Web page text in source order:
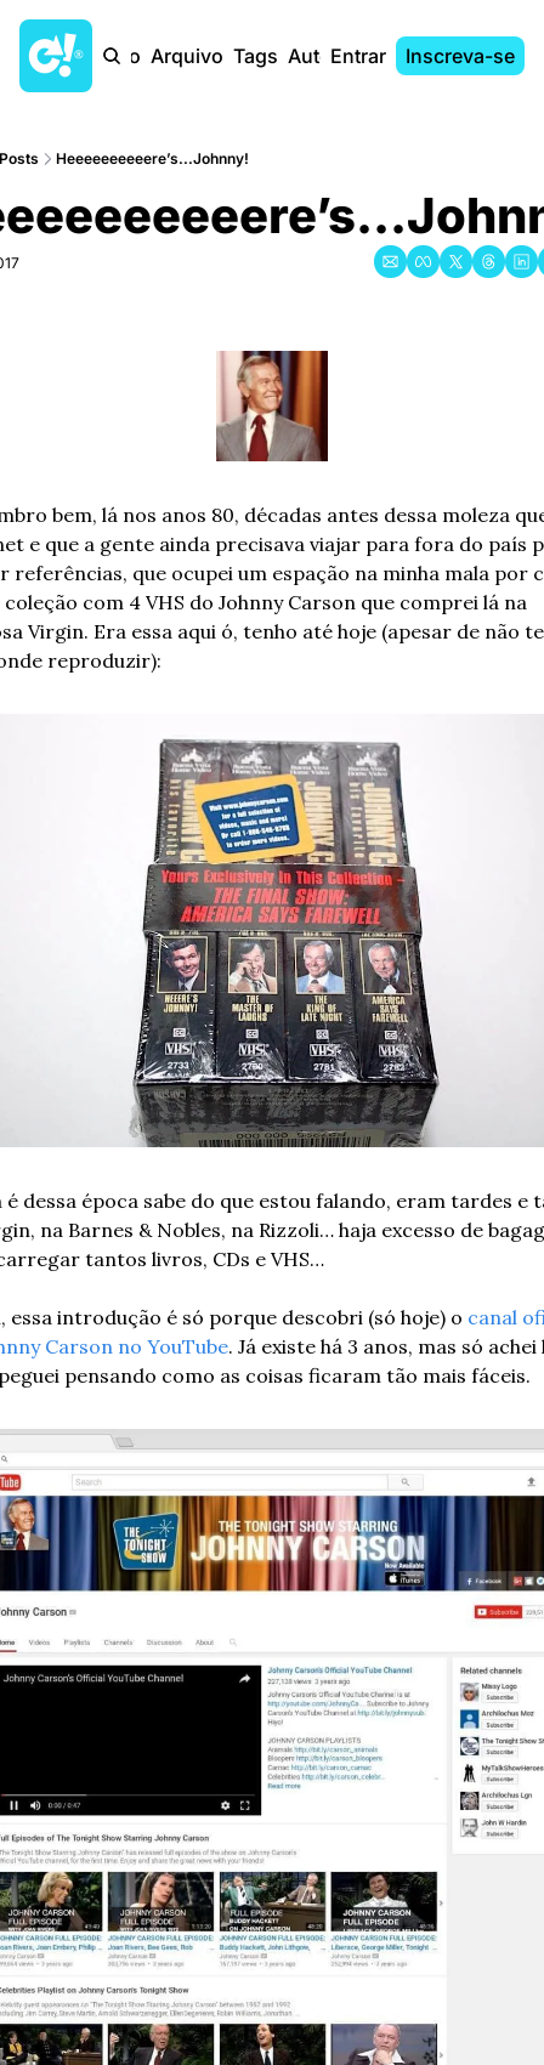
Início Arquivo Tags AutoresEntrar Inscreva-se
Posts Heeeeeeeeeere’s...Johnny!
bem, lá nos anos 80, décadas antes dessa moleza
e que a gente ainda precisava viajar para fora do país
referências, que ocupei um espação na minha mala por
coleção com 4 VHS do Johnny Carson que comprei lá na
Virgin. Era essa aqui ó, tenho até hoje (apesar de não
reproduzir):
é dessa época sabe do que estou falando, eram tardes e
na Barnes & Nobles, na Rizzoli… haja excesso de
tantos livros, CDs e VHS…
essa introdução é só porque descobri (só hoje) o canal
Carson no YouTube. Já existe há 3 anos, mas só achei
pensando como as coisas ficaram tão mais fáceis.